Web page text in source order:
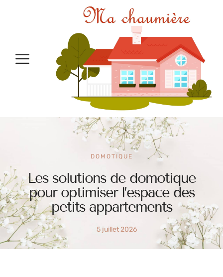
DOMOTIQUE
Les solutions de domotique
pour optimiser l’espace des
petits appartements
5 juillet 2026